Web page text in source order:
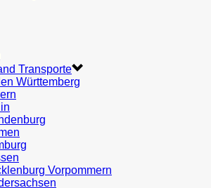
Transporte
Württemberg
Vorpommern